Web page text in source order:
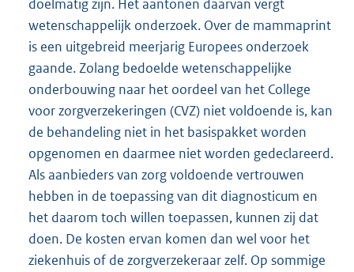
doelmatig zijn. Het aantonen daarvan vergt
wetenschappelijk onderzoek. Over de mammaprint
is een uitgebreid meerjarig Europees onderzoek
gaande. Zolang bedoelde wetenschappelijke
onderbouwing naar het oordeel van het College
voor zorgverzekeringen (CVZ) niet voldoende is, kan
de behandeling niet in het basispakket worden
opgenomen en daarmee niet worden gedeclareerd.
Als aanbieders van zorg voldoende vertrouwen
hebben in de toepassing van dit diagnosticum en
het daarom toch willen toepassen, kunnen zij dat
doen. De kosten ervan komen dan wel voor het
ziekenhuis of de zorgverzekeraar zelf. Op sommige